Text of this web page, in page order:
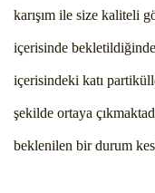
karışım ile size kaliteli
içerisinde
içerisindeki katı
şekilde ortaya
beklenilen bir durum